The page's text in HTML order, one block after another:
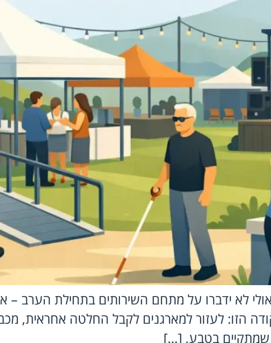
לא ידברו על מתחם השירותים בתחילת הערב –
הזו: לעזור למארגנים לקבל החלטה אחראית,
שמתקיים בטבע, […]